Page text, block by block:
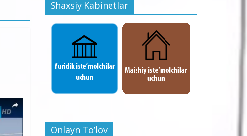
Shaxsiy Kabinetlar
Onlayn To’lov